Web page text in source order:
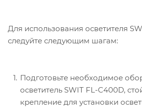
Для использования осветителя
следуйте следующим шагам:
Подготовьте необходимое
осветитель SWIT FL-C400D,
крепление для установки